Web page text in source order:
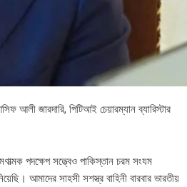
আলী জারদারি, পিটিআই চেয়ারম্যান ব্যারিস্টার
পদক্ষেপ সত্ত্বেও পাকিস্তান চরম সংযম
আমাদের সাহসী সশস্ত্র বাহিনী বারবার ভারতীয়